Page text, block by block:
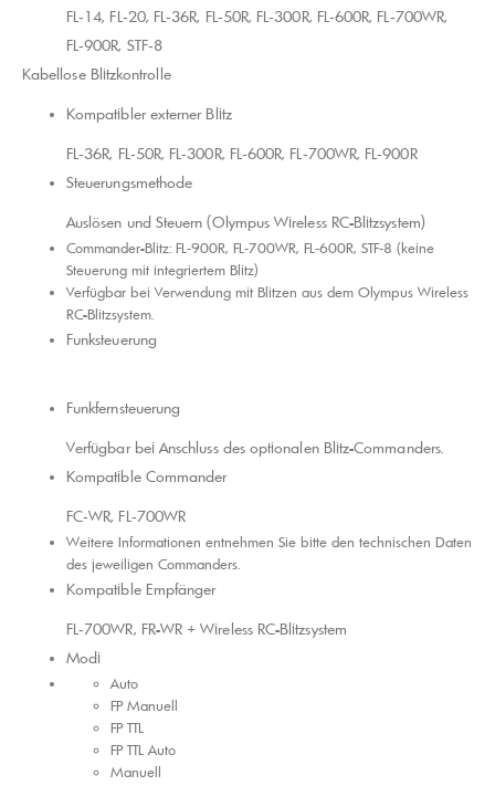
FL‑14, FL‑20, FL‑36R, FL‑50R, FL‑300R, FL‑600R, FL‑700WR,
FL‑900R, STF‑8
Kabellose Blitzkontrolle
Kompatibler externer Blitz
FL‑36R, FL‑50R, FL‑300R, FL‑600R, FL‑700WR, FL‑900R
Steuerungsmethode
Auslösen und Steuern (Olympus Wireless RC-Blitzsystem)
Commander-Blitz: FL‑900R, FL‑700WR, FL‑600R, STF‑8 (keine
Steuerung mit integriertem Blitz)
Verfügbar bei Verwendung mit Blitzen aus dem Olympus Wireless
RC-Blitzsystem.
Funksteuerung
Funkfernsteuerung
Verfügbar bei Anschluss des optionalen Blitz-Commanders.
Kompatible Commander
FC‑WR, FL‑700WR
Weitere Informationen entnehmen Sie bitte den technischen Daten
des jeweiligen Commanders.
Kompatible Empfänger
FL‑700WR, FR-WR + Wireless RC-Blitzsystem
Modi
Auto
FP Manuell
FP TTL
FP TTL Auto
Manuell